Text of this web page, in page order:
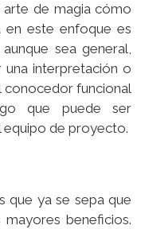
de magia cómo
en este enfoque es
sea general,
interpretación o
conocedor funcional
que puede ser
equipo de proyecto.
que ya se sepa que
beneficios.